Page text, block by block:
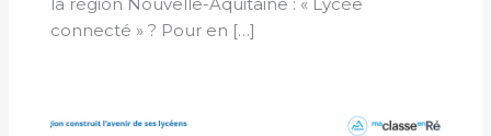
connecté » ? Pour en […]